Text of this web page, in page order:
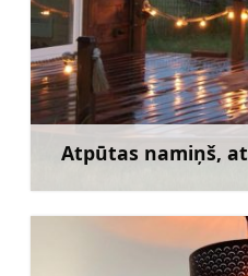
Atpūtas namiņš,